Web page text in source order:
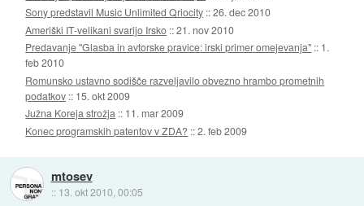
Sony predstavil Music Unlimited Qriocity ::26. dec 2010
Ameriški IT-velikani svarijo Irsko ::21. nov 2010
Predavanje "Glasba in avtorske pravice: irski primer omejevanja" :: 1.
feb 2010
Romunsko ustavno sodišče razveljavilo obvezno hrambo prometnih
podatkov :: 15. okt 2009
Južna Koreja strožja :: 11. mar 2009
Konec programskih patentov v ZDA? ::2. feb 2009
mtosev
:: 13. okt 2010, 00:05